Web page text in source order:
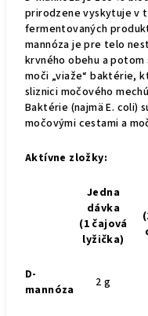
prirodzene vyskytuje v
fermentovaných
mannóza je pre telo
krvného obehu a
moči „viaže“ baktérie,
sliznici močového
Baktérie (najmä E. coli)
močovými cestami a
Aktívne zložky:
Jedna
dávka
(1 čajová
lyžička)
D-
mannóza
2 g